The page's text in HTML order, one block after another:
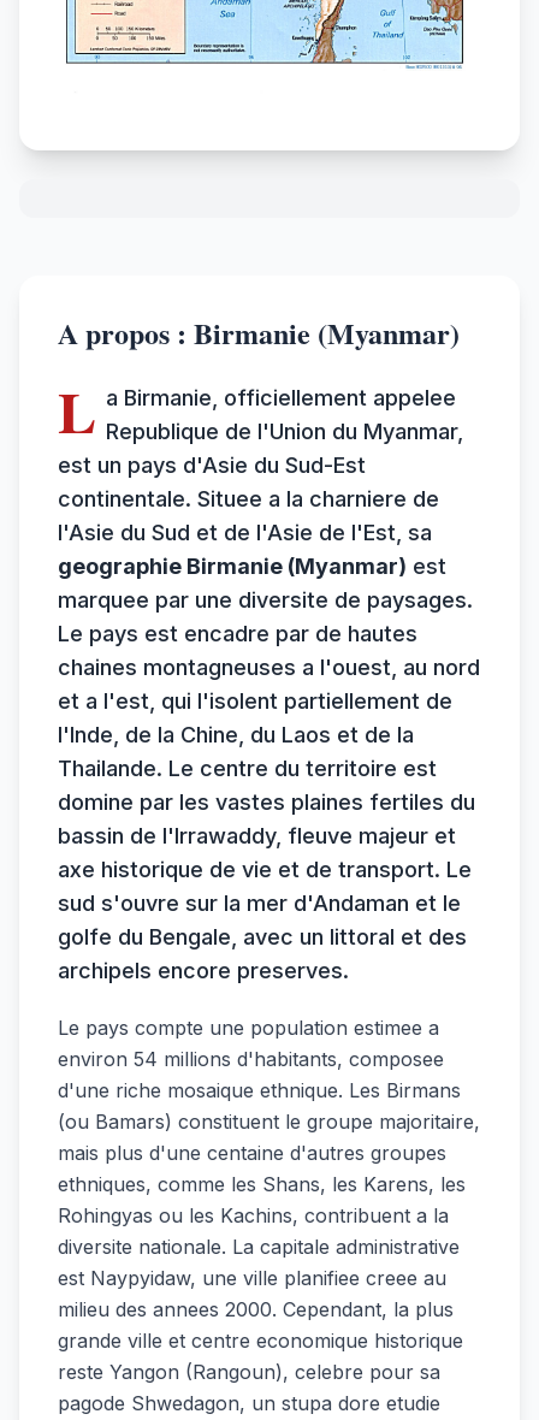
A propos : Birmanie (Myanmar)
L a Birmanie, officiellement appelee
Republique de l'Union du Myanmar,
est un pays d'Asie du Sud-Est
continentale. Situee a la charniere de
l'Asie du Sud et de l'Asie de l'Est, sa
geographie Birmanie (Myanmar) est
marquee par une diversite de paysages.
Le pays est encadre par de hautes
chaines montagneuses a l'ouest, au nord
et a l'est, qui l'isolent partiellement de
l'Inde, de la Chine, du Laos et de la
Thailande. Le centre du territoire est
domine par les vastes plaines fertiles du
bassin de l'Irrawaddy, fleuve majeur et
axe historique de vie et de transport. Le
sud s'ouvre sur la mer d'Andaman et le
golfe du Bengale, avec un littoral et des
archipels encore preserves.
Le pays compte une population estimee a
environ 54 millions d'habitants, composee
d'une riche mosaique ethnique. Les Birmans
(ou Bamars) constituent le groupe majoritaire,
mais plus d'une centaine d'autres groupes
ethniques, comme les Shans, les Karens, les
Rohingyas ou les Kachins, contribuent a la
diversite nationale. La capitale administrative
est Naypyidaw, une ville planifiee creee au
milieu des annees 2000. Cependant, la plus
grande ville et centre economique historique
reste Yangon (Rangoun), celebre pour sa
pagode Shwedagon, un stupa dore etudie